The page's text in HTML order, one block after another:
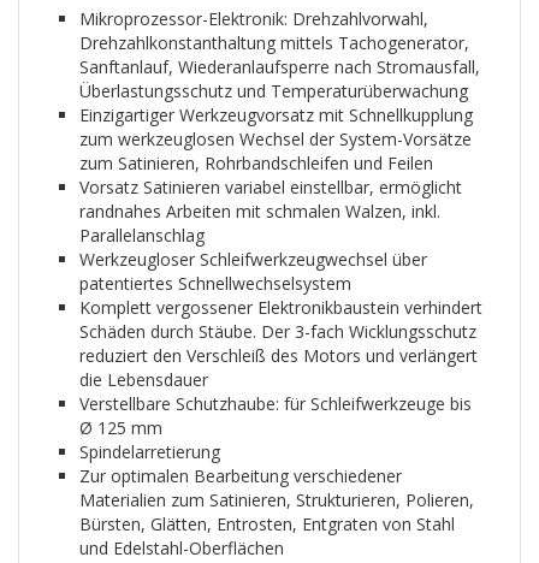
Mikroprozessor-Elektronik: Drehzahlvorwahl,
Drehzahlkonstanthaltung mittels Tachogenerator,
Sanftanlauf, Wiederanlaufsperre nach Stromausfall,
Überlastungsschutz und Temperaturüberwachung
Einzigartiger Werkzeugvorsatz mit Schnellkupplung
zum werkzeuglosen Wechsel der System-Vorsätze
zum Satinieren, Rohrbandschleifen und Feilen
Vorsatz Satinieren variabel einstellbar, ermöglicht
randnahes Arbeiten mit schmalen Walzen, inkl.
Parallelanschlag
Werkzeugloser Schleifwerkzeugwechsel über
patentiertes Schnellwechselsystem
Komplett vergossener Elektronikbaustein verhindert
Schäden durch Stäube. Der 3-fach Wicklungsschutz
reduziert den Verschleiß des Motors und verlängert
die Lebensdauer
Verstellbare Schutzhaube: für Schleifwerkzeuge bis
Ø 125 mm
Spindelarretierung
Zur optimalen Bearbeitung verschiedener
Materialien zum Satinieren, Strukturieren, Polieren,
Bürsten, Glätten, Entrosten, Entgraten von Stahl
und Edelstahl-Oberflächen